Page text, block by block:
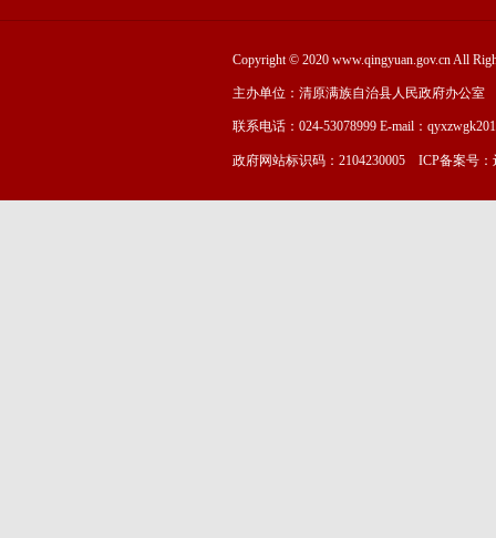
Copyright © 2020 www.qingyuan.gov.cn All
主办单位：清原满族自治县人民政府办公室
联系电话：024-53078999 E-mail：
政府网站标识码：2104230005 ICP备案号：